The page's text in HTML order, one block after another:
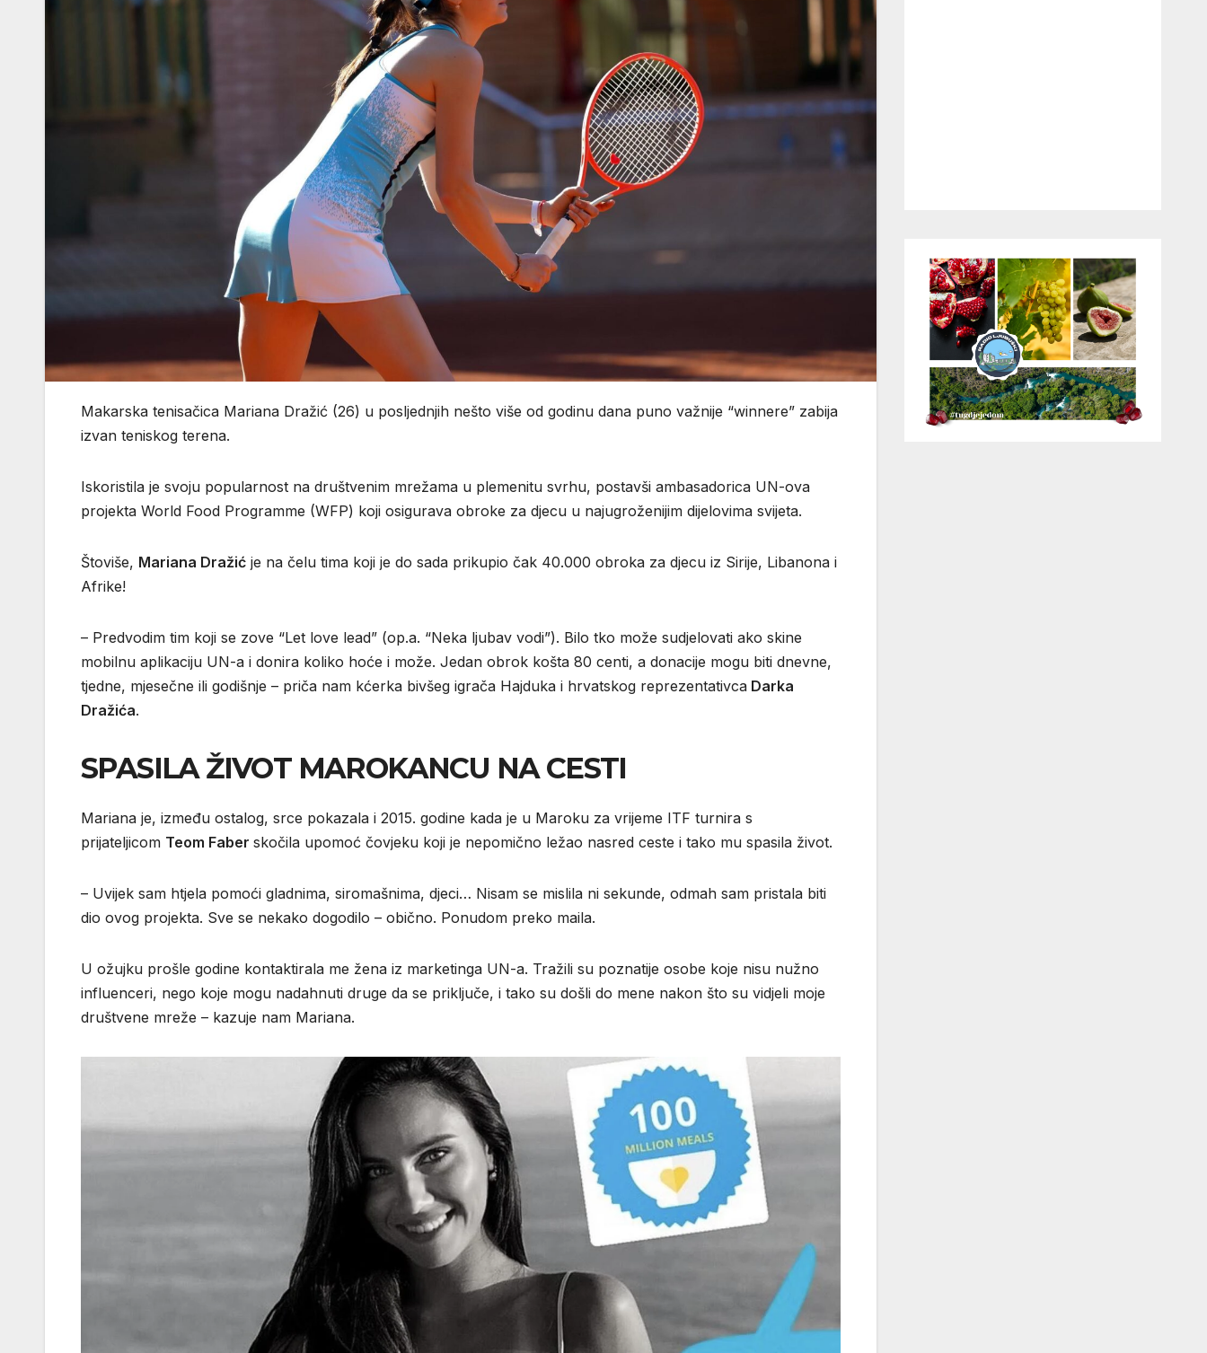
Makarska tenisačica Mariana Dražić (26) u posljednjih nešto više od godinu dana puno važnije “winnere” zabija
izvan teniskog terena.
Iskoristila je svoju popularnost na društvenim mrežama u plemenitu svrhu, postavši ambasadorica UN-ova
projekta World Food Programme (WFP) koji osigurava obroke za djecu u najugroženijim dijelovima svijeta.
Štoviše, Mariana Dražić je na čelu tima koji je do sada prikupio čak 40.000 obroka za djecu iz Sirije, Libanona i
Afrike!
– Predvodim tim koji se zove “Let love lead” (op.a. “Neka ljubav vodi”). Bilo tko može sudjelovati ako skine
mobilnu aplikaciju UN-a i donira koliko hoće i može. Jedan obrok košta 80 centi, a donacije mogu biti dnevne,
tjedne, mjesečne ili godišnje – priča nam kćerka bivšeg igrača Hajduka i hrvatskog reprezentativca Darka
Dražića.
SPASILA ŽIVOT MAROKANCU NA CESTI
Mariana je, između ostalog, srce pokazala i 2015. godine kada je u Maroku za vrijeme ITF turnira s
prijateljicom Teom Faber skočila upomoć čovjeku koji je nepomično ležao nasred ceste i tako mu spasila život.
– Uvijek sam htjela pomoći gladnima, siromašnima, djeci… Nisam se mislila ni sekunde, odmah sam pristala biti
dio ovog projekta. Sve se nekako dogodilo – obično. Ponudom preko maila.
U ožujku prošle godine kontaktirala me žena iz marketinga UN-a. Tražili su poznatije osobe koje nisu nužno
influenceri, nego koje mogu nadahnuti druge da se priključe, i tako su došli do mene nakon što su vidjeli moje
društvene mreže – kazuje nam Mariana.